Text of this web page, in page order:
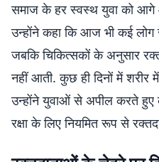
समाज के हर स्वस्थ युवा को आगे
उन्होंने कहा कि आज भी कई
जबकि चिकित्सकों के अनुसार
नहीं आती. कुछ ही दिनों में शरीर
उन्होंने युवाओं से अपील करते हुए
रक्षा के लिए नियमित रूप से